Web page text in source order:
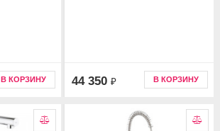
В КОРЗИНУ 44 350 ₽ В КОРЗИНУ